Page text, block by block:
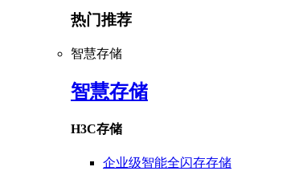
热门推荐
智慧存储
智慧存储
H3C存储
企业级智能全闪存存储